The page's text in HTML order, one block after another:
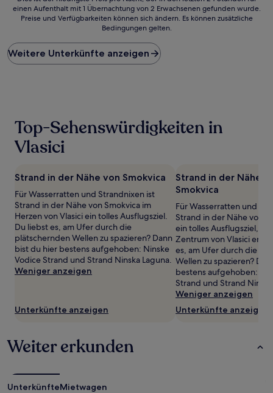
ist
Preis
pro
Nacht,
24 Stunden
einen
Aufenthalt
1 Übernachtung
2 Erwachsenen
gefunden
wurde.
Preise
und
Verfügbarkeiten
können
sich
können
zusätzliche
gelten.
einen Aufenthalt mit 1 Übernachtung von 2 Erwachsenen gefunden wurde.
Preise und Verfügbarkeiten können sich ändern. Es können zusätzliche
Bedingungen gelten.
Weitere Unterkünfte anzeigen
Top-Sehenswürdigkeiten in
Vlasici
Strand in der Nähe von Smokvica
Für Wasserratten und Strandnixen ist
Strand in der Nähe von Smokvica im
Herzen von Vlasici ein tolles Ausflugsziel.
Du liebst es, am Ufer durch die
plätschernden Wellen zu spazieren? Dann
bist du hier bestens aufgehoben: Ninske
Vodice Strand und Strand Ninska Laguna.
Weniger anzeigen
Unterkünfte anzeigen
Strand in der Nähe
Smokvica
Für Wasserratten und
Strand in der Nähe von
ein tolles Ausflugsziel,
Zentrum von Vlasici
es, am Ufer durch die
Wellen zu spazieren?
bestens aufgehoben:
Strand und Strand
Weniger anzeigen
Unterkünfte anzeigen
Weiter erkunden
UnterkünfteMietwagen